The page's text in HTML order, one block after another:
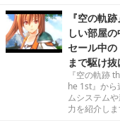
『空の軌
しい部屋
セール中
まで駆け抜
『空の軌跡
he 1st』から
ムシステム
力を紹介しま